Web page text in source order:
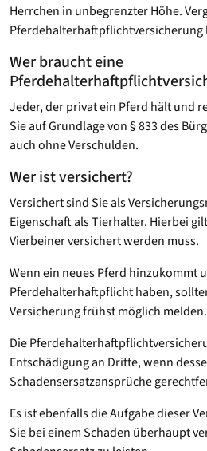
Herrchen in unbegrenzter Höhe.
Pferdehalterhaftpflichtversicherung
Wer braucht eine
Jeder, der privat ein Pferd hält und
Sie auf Grundlage von § 833 des
auch ohne Verschulden.
Wer ist versichert?
Versichert sind Sie als
Eigenschaft als Tierhalter. Hierbei
Vierbeiner versichert werden muss.
Wenn ein neues Pferd hinzukommt
Pferdehalterhaftpflicht haben,
Versicherung frühst möglich melden.
Die
Entschädigung an Dritte, wenn
Schadensersatzansprüche
Es ist ebenfalls die Aufgabe dieser
Sie bei einem Schaden überhaupt